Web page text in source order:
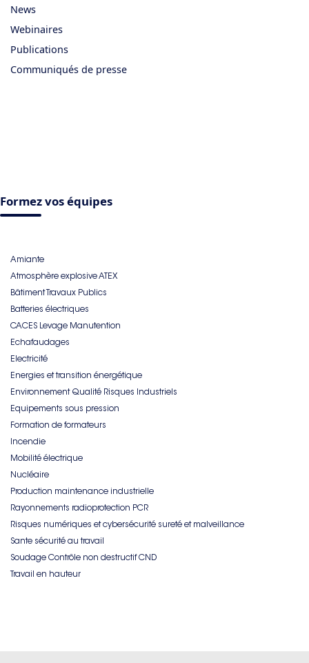
News
Webinaires
Publications
Communiqués de presse
Formez vos équipes
Amiante
Atmosphère explosive ATEX
Bâtiment Travaux Publics
Batteries électriques
CACES Levage Manutention
Echafaudages
Electricité
Energies et transition énergétique
Environnement Qualité Risques Industriels
Equipements sous pression
Formation de formateurs
Incendie
Mobilité électrique
Nucléaire
Production maintenance industrielle
Rayonnements radioprotection PCR
Risques numériques et cybersécurité sureté et malveillance
Sante sécurité au travail
Soudage Contrôle non destructif CND
Travail en hauteur